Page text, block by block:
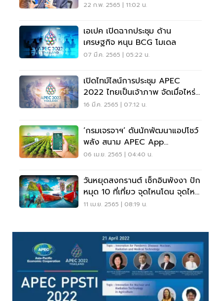
22 ก.พ. 2565 | 11:02 น.
เอเปค เปิดฉากประชุม ด้าน
เศรษฐกิจ หนุน BCG โมเดล
07 มี.ค. 2565 | 05:22 น.
เปิดไทม์ไลน์การประชุม APEC
2022 ไทยเป็นเจ้าภาพ จัดเมื่อไหร่
ที่ไหนบ้าง
16 มี.ค. 2565 | 07:12 น.
‘กรมเจรจาฯ’ ดันนักพัฒนาแอปโชว์
พลัง สนาม APEC App
Challenge
06 เม.ย. 2565 | 04:40 น.
วันหยุดสงกรานต์ เช็กอินพังงา ปัก
หมุด 10 ที่เที่ยว จุดไหนโดน จุดไหน
ปัง เช็กเลย
11 เม.ย. 2565 | 08:19 น.